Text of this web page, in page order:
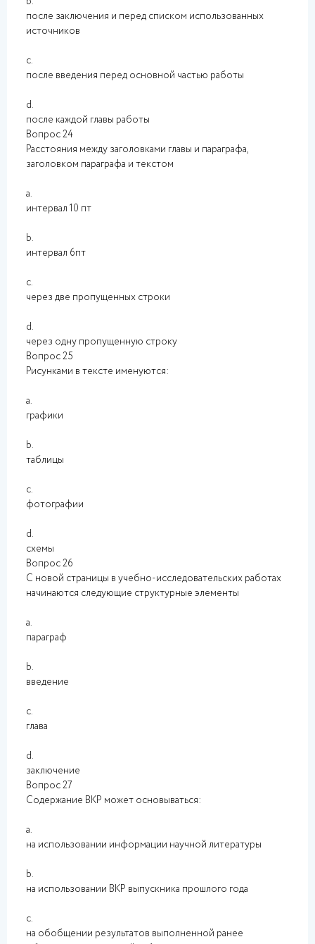
после заключения и перед списком использованных
источников
c.
после введения перед основной частью работы
d.
после каждой главы работы
Вопрос 24
Расстояния между заголовками главы и параграфа,
заголовком параграфа и текстом
a.
интервал 10 пт
b.
интервал 6пт
c.
через две пропущенных строки
d.
через одну пропущенную строку
Вопрос 25
Рисунками в тексте именуются:
a.
графики
b.
таблицы
c.
фотографии
d.
схемы
Вопрос 26
С новой страницы в учебно-исследовательских работах
начинаются следующие структурные элементы
a.
параграф
b.
введение
c.
глава
d.
заключение
Вопрос 27
Содержание ВКР может основываться:
a.
на использовании информации научной литературы
b.
на использовании ВКР выпускника прошлого года
c.
на обобщении результатов выполненной ранее